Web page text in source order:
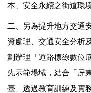
本、安全永續之街道環
二、另為提升地方交通
資處理、交通安全分析
劃辦理「道路標線數位
先示範場域，結合「屏
臺」透過教育訓練及實